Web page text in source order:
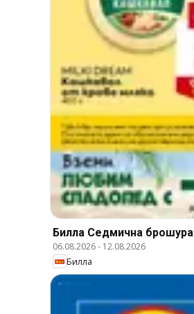
Билла Cедмична брошура
06.08.2026- 12.08.2026
Билла